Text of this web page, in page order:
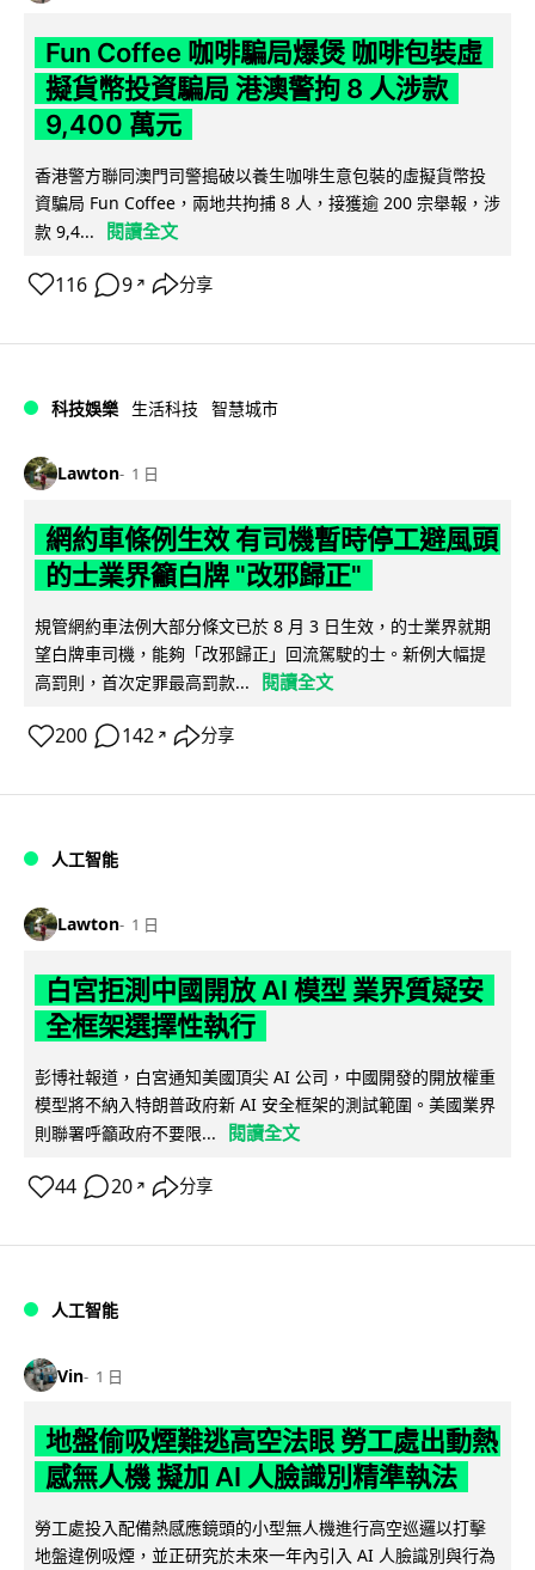
Fun Coffee 咖啡騙局爆煲 咖啡包裝虛
擬貨幣投資騙局 港澳警拘 8 人涉款
9,400 萬元
香港警方聯同澳門司警搗破以養生咖啡生意包裝的虛擬貨幣投
資騙局 Fun Coffee，兩地共拘捕 8 人，接獲逾 200 宗舉報，涉
款 9,4...
閱讀全文
116 9 ↗ 分享
科技娛樂 生活科技 智慧城市
Lawton 1 日
網約車條例生效 有司機暫時停工避風頭
的士業界籲白牌 "改邪歸正"
規管網約車法例大部分條文已於 8 月 3 日生效，的士業界就期
望白牌車司機，能夠「改邪歸正」回流駕駛的士。新例大幅提
高罰則，首次定罪最高罰款...
閱讀全文
200 142 ↗ 分享
人工智能
Lawton 1 日
白宮拒測中國開放 AI 模型 業界質疑安
全框架選擇性執行
彭博社報道，白宮通知美國頂尖 AI 公司，中國開發的開放權重
模型將不納入特朗普政府新 AI 安全框架的測試範圍。美國業界
則聯署呼籲政府不要限...
閱讀全文
44 20 ↗ 分享
人工智能
Vin 1 日
地盤偷吸煙難逃高空法眼 勞工處出動熱
感無人機 擬加 AI 人臉識別精準執法
勞工處投入配備熱感應鏡頭的小型無人機進行高空巡邏以打擊
地盤違例吸煙，並正研究於未來一年內引入 AI 人臉識別與行為